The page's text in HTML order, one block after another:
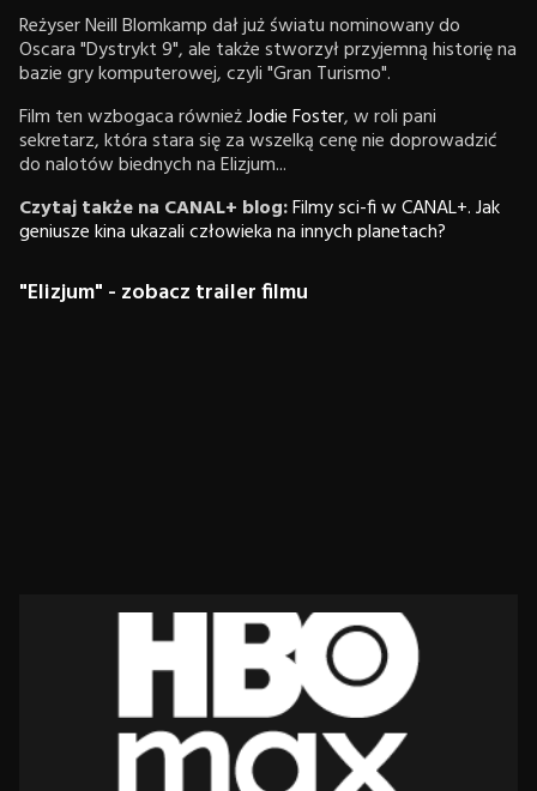
Reżyser Neill Blomkamp dał już światu nominowany do
Oscara "Dystrykt 9", ale także stworzył przyjemną historię na
bazie gry komputerowej, czyli "Gran Turismo".
Film ten wzbogaca równieżJodie Foster, w roli pani
sekretarz, która stara się za wszelką cenę nie doprowadzić
do nalotów biednych na Elizjum...
Czytaj także na CANAL+ blog:Filmy sci-fi w CANAL+. Jak
geniusze kina ukazali człowieka na innych planetach?
"Elizjum" - zobacz trailer filmu